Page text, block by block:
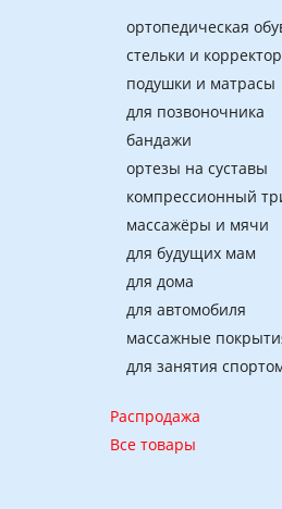
ортопедическая
стельки и
подушки и матрасы
для позвоночника
бандажи
ортезы на суставы
компрессионный
массажёры и мячи
для будущих мам
для дома
для автомобиля
массажные
для занятия
Распродажа
Все товары